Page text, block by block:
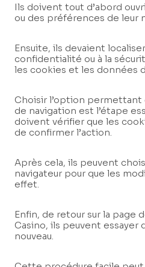
Ils doivent tout d’abord
ou des préférences de leur
Ensuite, ils devaient
confidentialité ou à la
les cookies et les données
Choisir l’option permettant
de navigation est l’étape
doivent vérifier que les
de confirmer l’action.
Après cela, ils peuvent
navigateur pour que les
effet.
Enfin, de retour sur la page
Casino, ils peuvent essayer
nouveau.